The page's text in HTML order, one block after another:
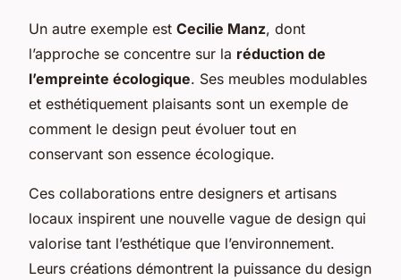
Un autre exemple est Cecilie Manz, dont
l’approche se concentre sur la réduction de
l’empreinte écologique. Ses meubles modulables
et esthétiquement plaisants sont un exemple de
comment le design peut évoluer tout en
conservant son essence écologique.
Ces collaborations entre designers et artisans
locaux inspirent une nouvelle vague de design qui
valorise tant l’esthétique que l’environnement.
Leurs créations démontrent la puissance du design